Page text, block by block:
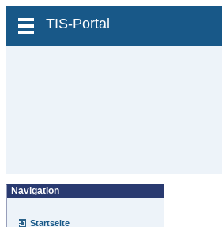
zum Inhalt wechseln
TIS-Portal
Navigation
Startseite